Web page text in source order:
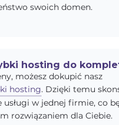
swoich domen.
hosting do
możesz dokupić nasz
hosting. Dzięki temu
usługi w jednej firmie, co
rozwiązaniem dla Ciebie.